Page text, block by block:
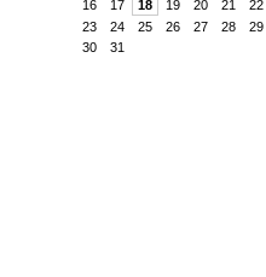
16
17 18 19 20 21
22
23
24 25 26 27 28
29
30
31